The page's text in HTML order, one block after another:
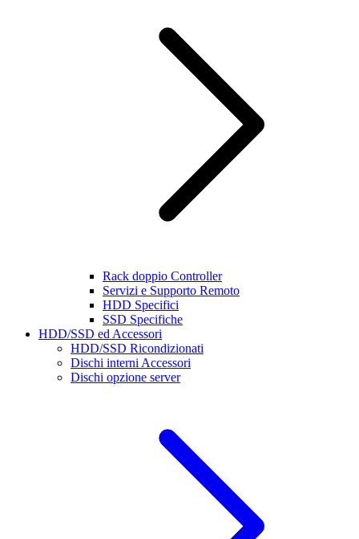
Rack doppio Controller
Servizi e Supporto Remoto
HDD Specifici
SSD Specifiche
HDD/SSD ed Accessori
HDD/SSD Ricondizionati
Dischi interni Accessori
Dischi opzione server